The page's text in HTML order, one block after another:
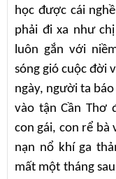
học được cái
phải đi xa như
luôn gắn với
sóng gió cuộc đời
ngày, người ta
vào tận Cần Thơ
con gái, con rể bà
nạn nổ khí ga
mất một tháng